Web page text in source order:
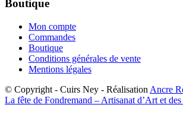
Boutique
Mon compte
Commandes
Boutique
Conditions générales de vente
Mentions légales
© Copyright - Cuirs Ney - Réalisation Ancre
La fête de Fondremand – Artisanat d’Art et des